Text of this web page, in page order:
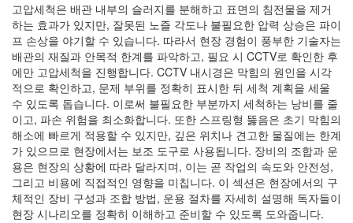
고압세척은 배관 내부의 슬러지를 분해하고 표면의 침전물을 제거
하는 효과가 있지만, 잘못된 노즐 각도나 불필요한 압력 상승은 파이
프 손상을 야기할 수 있습니다. 따라서 현장 경험이 풍부한 기술자는
배관의 재질과 안목적 한계를 파악하고, 필요 시 CCTV로 확인한 후
에만 고압세척을 진행합니다. CCTV 내시경은 막힘의 원인을 시각
적으로 확인하고, 문제 부위를 정확히 표시한 뒤 세척 계획을 세울
수 있도록 돕습니다. 이로써 불필요한 부분까지 세척하는 낭비를 줄
이고, 파손 위험을 최소화합니다. 또한 스프링형 뚫음은 초기 막힘의
해소에 빠르게 적용할 수 있지만, 깊은 위치나 견고한 물질에는 한계
가 있으므로 현장에서는 보조 도구로 사용됩니다. 장비의 조합과 운
용은 현장의 상황에 따라 달라지며, 이는 곧 작업의 속도와 안전성,
그리고 비용에 직접적인 영향을 미칩니다. 이 섹션은 현장에서의 구
체적인 장비 구성과 조합 방법, 운용 절차를 자세히 설명해 독자들이
현장 시나리오를 정확히 이해하고 준비할 수 있도록 도와줍니다.